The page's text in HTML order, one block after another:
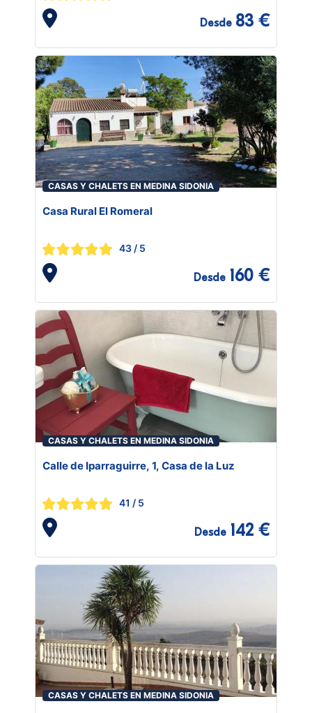
Desde 83 €
CASAS Y CHALETS EN MEDINA SIDONIA
Casa Rural El Romeral
43 / 5
Desde 160 €
CASAS Y CHALETS EN MEDINA SIDONIA
Calle de Iparraguirre, 1, Casa de la Luz
41 / 5
Desde 142 €
CASAS Y CHALETS EN MEDINA SIDONIA